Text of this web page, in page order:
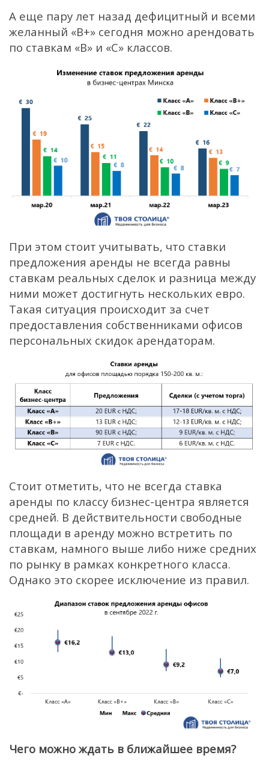
А еще пару лет назад дефицитный и всеми
желанный «В+» сегодня можно арендовать
по ставкам «В» и «С» классов.
При этом стоит учитывать, что ставки
предложения аренды не всегда равны
ставкам реальных сделок и разница между
ними может достигнуть нескольких евро.
Такая ситуация происходит за счет
предоставления собственниками офисов
персональных скидок арендаторам.
Стоит отметить, что не всегда ставка
аренды по классу бизнес-центра является
средней. В действительности свободные
площади в аренду можно встретить по
ставкам, намного выше либо ниже средних
по рынку в рамках конкретного класса.
Однако это скорее исключение из правил.
Чего можно ждать в ближайшее время?